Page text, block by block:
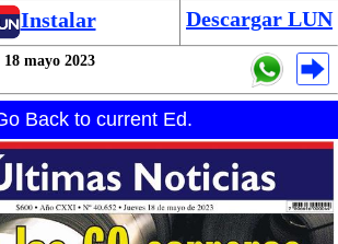
Instalar Descargar LUN
18 mayo 2023
Back to current Ed.
Rubros